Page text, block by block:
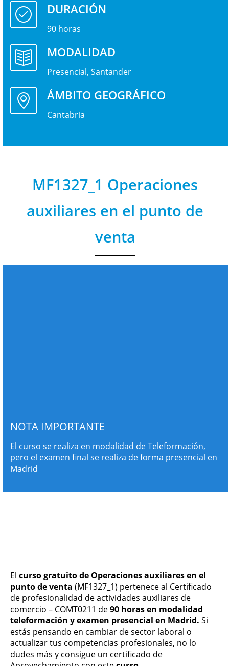
DURACIÓN
90 horas
MODALIDAD
Presencial, Santander
ÁMBITO GEOGRÁFICO
Cantabria
MF1327_1 Operaciones
auxiliares en el punto de
venta
NOTA IMPORTANTE
El curso se realiza en modalidad de Teleformación,
pero el examen final se realiza de forma presencial en
Madrid
El curso gratuito de Operaciones auxiliares en el
punto de venta (MF1327_1) pertenece al Certificado
de profesionalidad de actividades auxiliares de
comercio – COMT0211 de90 horas en modalidad
teleformación y examen presencial en Madrid. Si
estás pensando en cambiar de sector laboral o
actualizar tus competencias profesionales, no lo
dudes más y consigue un certificado de